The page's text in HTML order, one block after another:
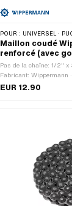
POUR : UNIVERSEL · PUCH · SACHS · PONY / CILO
Maillon coudé
renforcé (avec
Pas de la chaîne: 1/2" x
Fabricant: Wippermann
maillons: 1 pcs · Type
EUR 12.90